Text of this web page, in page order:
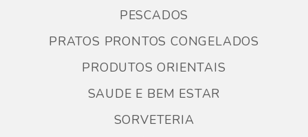
PESCADOS
PRATOS PRONTOS CONGELADOS
PRODUTOS ORIENTAIS
SAUDE E BEM ESTAR
SORVETERIA